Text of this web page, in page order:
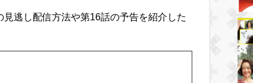
逃し配信方法や第16話の予告を紹介した